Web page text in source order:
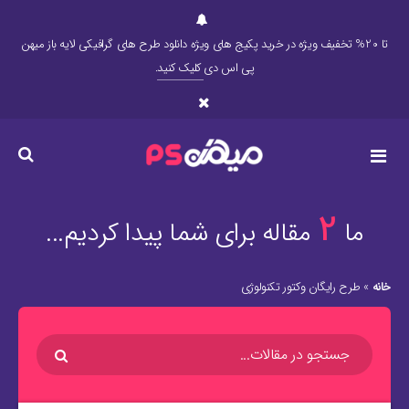
تا 20% تخفیف ویژه در خرید پکیج های ویژه دانلود طرح های گرافیکی لایه باز میهن
پی اس دیکلیک کنید.
ما 2 مقاله برای شما پیدا کردیم...
خانه » طرح رایگان وکتور تکنولوژی